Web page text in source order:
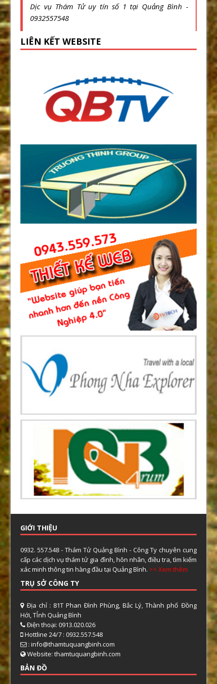
Dịc vụ Thám Tử uy tín số 1 tại Quảng Bình -
0932557548
LIÊN KẾT WEBSITE
GIỚI THIỆU
0932. 557.548 - Thám Tử Quảng Bình - Công Ty chuyên cung
cấp các dịch vụ thám tử gia đình, hôn nhân, điều tra, tìm kiếm
xác minh thông tin hàng đầu tại Quảng Bình. >> Xem thêm
TRỤ SỞ CÔNG TY
Địa chỉ : 81T Phan Đình Phùng, Bắc Lý, Thành phố Đồng
Hới, TỈnh Quảng Bình
Điện thoại: 0913.020.026
Hottline 24/7 : 0932.557.548
: info@thamtuquangbinh.com
Website: thamtuquangbinh.com
BẢN ĐỒ